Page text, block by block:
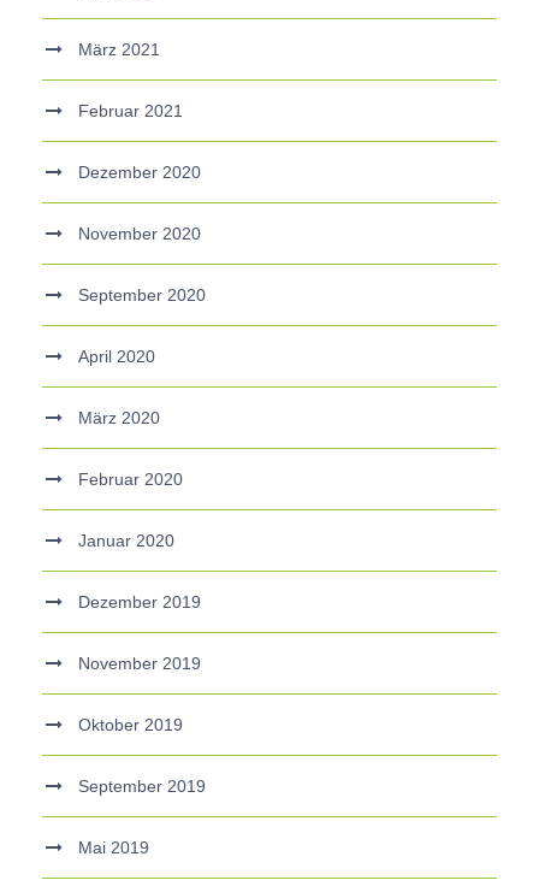
März 2021
Februar 2021
Dezember 2020
November 2020
September 2020
April 2020
März 2020
Februar 2020
Januar 2020
Dezember 2019
November 2019
Oktober 2019
September 2019
Mai 2019